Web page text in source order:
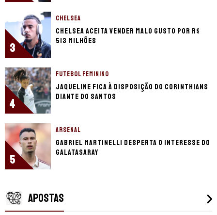
3
CHELSEA
Chelsea aceita vender Malo Gusto por R$
513 milhões
4
FUTEBOL FEMININO
Jaqueline fica à disposição do Corinthians
diante do Santos
5
ARSENAL
Gabriel Martinelli desperta o interesse do
Galatasaray
APOSTAS